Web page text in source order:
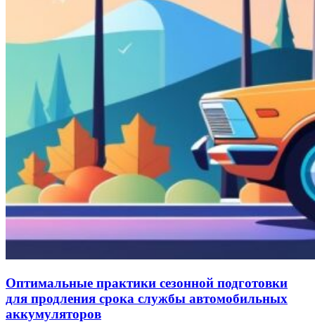
Оптимальные практики сезонной подготовки
для продления срока службы автомобильных
аккумуляторов